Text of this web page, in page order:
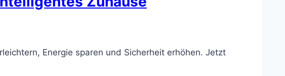
Energie sparen und Sicherheit erhöhen. Jetzt